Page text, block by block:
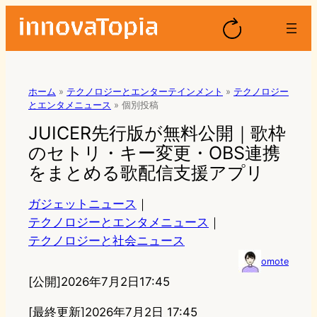
ホーム » テクノロジーとエンターテインメント » テクノロジー
とエンタメニュース » 個別投稿
JUICER先行版が無料公開｜歌枠
のセトリ・キー変更・OBS連携
をまとめる歌配信支援アプリ
ガジェットニュース ｜
テクノロジーとエンタメニュース ｜
テクノロジーと社会ニュース
omote
[公開]2026年7月2日17:45
[最終更新]2026年7月2日 17:45